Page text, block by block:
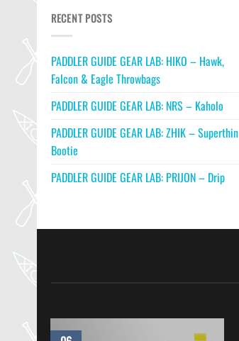
RECENT POSTS
PADDLER GUIDE GEAR LAB: HIKO – Hawk,
Falcon & Eagle Throwbags
PADDLER GUIDE GEAR LAB: NRS – Kaholo
PADDLER GUIDE GEAR LAB: ZHIK – Superthin
Bootie
PADDLER GUIDE GEAR LAB: PRIJON – Drip